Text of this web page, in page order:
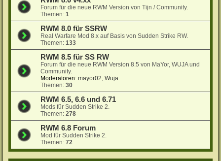
Forum für die neue RWM Version von Tijn / Community.
Themen:1
RWM 8.0 für SSRW
Real Warfare Mod 8.x auf Basis von Sudden Strike RW.
Themen:133
RWM 8.5 für SS RW
Forum für die neue RWM Version 8.5 von MaYor, WUJA und
Community.
Moderatoren: mayor02,Wuja
Themen:30
RWM 6.5, 6.6 und 6.71
Mods für Sudden Strike 2.
Themen:278
RWM 6.8 Forum
Mod für Sudden Strike 2.
Themen:72